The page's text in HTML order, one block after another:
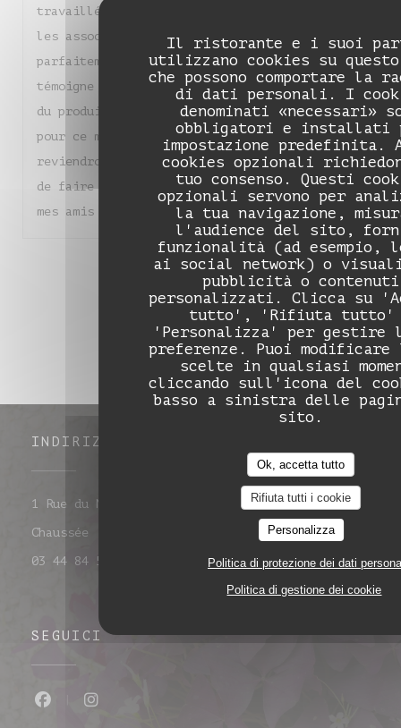
Il ristorante e i suoi
utilizzano cookies su
che possono comportare la
di dati personali. I
denominati «necessari»
obbligatori e installati
impostazione
cookies opzionali
tuo consenso. Questi
opzionali servono per
la tua navigazione,
l'audience del sito,
funzionalità (ad esempio,
ai social network) o
pubblicità o contenuti
personalizzati. Clicca su
tutto', 'Rifiuta tutto'
'Personalizza' per gestire
preferenze. Puoi
scelte in qualsiasi
cliccando sull'icona del
basso a sinistra delle
sito.
Ok, accetta tutto
Rifiuta tutti i cookie
Personalizza
Politica di protezione dei dati
Politica di gestione dei cookie
travaillés avec une finesse remarquable, et
les associations de saveurs sont justes et
parfaitement équilibrées. Chaque assiette
témoigne d'un réel savoir-faire et d'un amour
du produit. Un grand bravo à toute l'équipe
pour ce moment de pure gourmandise. Nous
reviendrons sans hésiter et je suis heureuse
de faire découvrir ce magnifique endroit à
mes amis !
1 2 3
INDIRIZZO
1 Rue du Maréchal Leclerc 60860 Saint-Omer-en-
Chaussée ((apre una nuova finestra))
03 44 84 50 32
SEGUICI